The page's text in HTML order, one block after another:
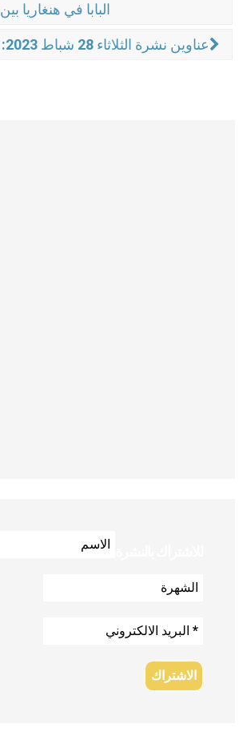
البابا في هنغاريا بين 28 و30 نيسان
عناوين نشرة الثلاثاء 28 شباط 2023: النموذج الإنجيليّ